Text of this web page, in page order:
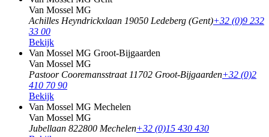
Van Mossel MG
Achilles Heyndrickxlaan 19050 Ledeberg (Gent)+32 (0)9 232
33 00
Bekijk
Van Mossel MG Groot-Bijgaarden
Van Mossel MG
Pastoor Cooremansstraat 11702 Groot-Bijgaarden+32 (0)2
410 70 90
Bekijk
Van Mossel MG Mechelen
Van Mossel MG
Jubellaan 822800 Mechelen+32 (0)15 430 430